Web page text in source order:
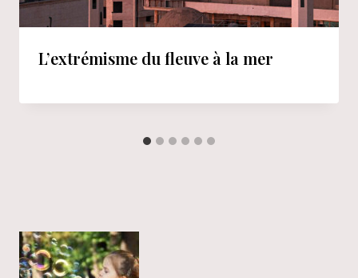
L’extrémisme du fleuve à la mer